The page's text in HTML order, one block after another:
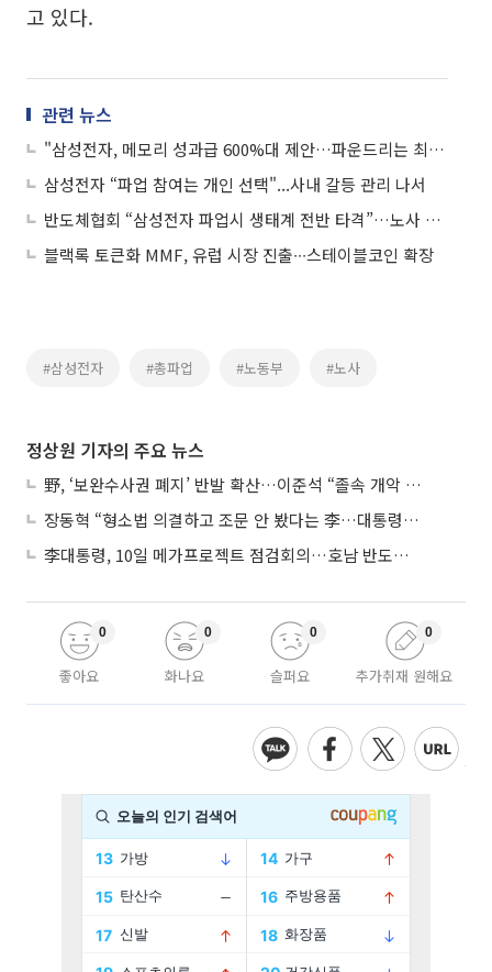
고 있다.
관련 뉴스
"삼성전자, 메모리 성과급 600%대 제안…파운드리는 최대 100%"
삼성전자 “파업 참여는 개인 선택"...사내 갈등 관리 나서
반도체협회 “삼성전자 파업시 생태계 전반 타격”…노사 협상 원만 해결 촉구
블랙록 토큰화 MMF, 유럽 시장 진출∙∙∙스테이블코인 확장
#삼성전자 #총파업 #노동부 #노사
정상원 기자의 주요 뉴스
野, ‘보완수사권 폐지’ 반발 확산…이준석 “졸속 개악 입법”
장동혁 “형소법 의결하고 조문 안 봤다는 李…대통령 맞나”
李대통령, 10일 메가프로젝트 점검회의…호남 반도체 속도전
좋아요
0
화나요
0
슬퍼요
0
추가취재 원해요
0